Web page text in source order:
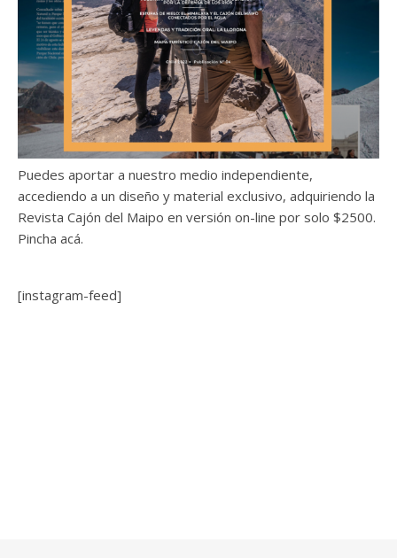
Puedes aportar a nuestro medio independiente,
accediendo a un diseño y material exclusivo, adquiriendo la
Revista Cajón del Maipo en versión on-line por solo $2500.
Pincha acá.
[instagram-feed]